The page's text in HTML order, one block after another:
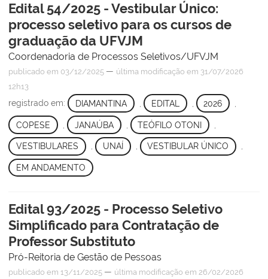
Edital 54/2025 - Vestibular Único:
processo seletivo para os cursos de
graduação da UFVJM
Coordenadoria de Processos Seletivos/UFVJM
publicado em 03/12/2025 — última modificação em 31/07/2026
12h13
registrado em: DIAMANTINA EDITAL 2026
COPESE JANAÚBA TEÓFILO OTONI
VESTIBULARES , UNAÍ , VESTIBULAR ÚNICO ,
EM ANDAMENTO
Edital 93/2025 - Processo Seletivo
Simplificado para Contratação de
Professor Substituto
Pró-Reitoria de Gestão de Pessoas
publicado em 13/11/2025 — última modificação em 26/02/2026